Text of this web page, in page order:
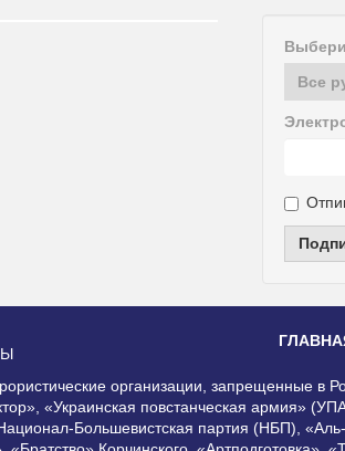
организации, запрещенные
«Украинская повстанческая армия»
Большевистская партия (НБП),